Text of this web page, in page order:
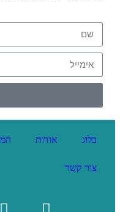
בלוג אודות
צור קשר